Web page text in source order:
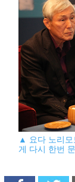
▲ 요다 노리모
게 다시 한번